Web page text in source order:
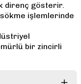
direnç gösterir.
işlemlerinde
bir zincirli